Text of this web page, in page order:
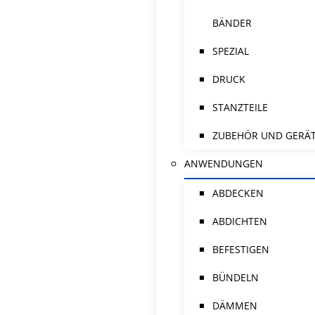
BÄNDER
SPEZIAL
DRUCK
STANZTEILE
ZUBEHÖR UND
ANWENDUNGEN
ABDECKEN
ABDICHTEN
BEFESTIGEN
BÜNDELN
DÄMMEN